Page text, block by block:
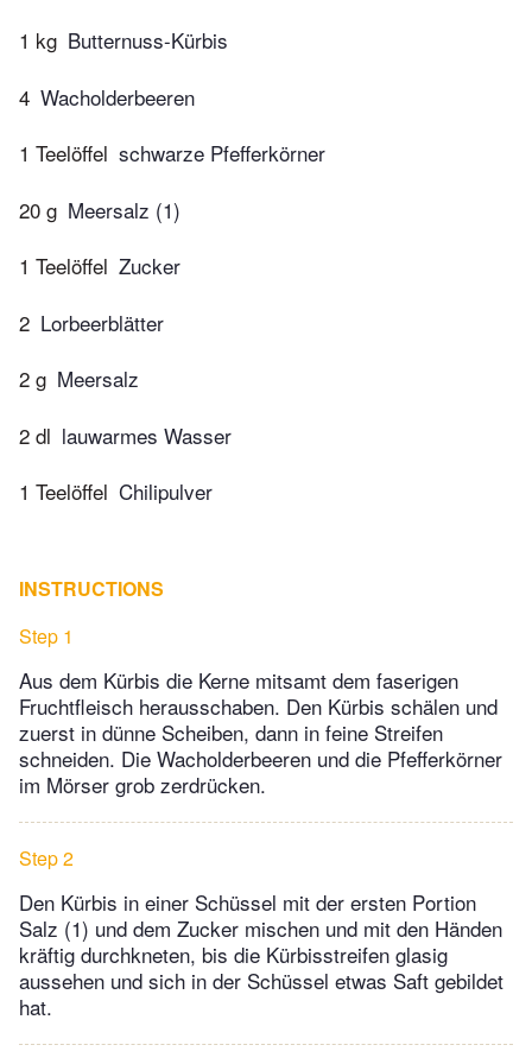
1 kg Butternuss-Kürbis
4 Wacholderbeeren
1 Teelöffel schwarze Pfefferkörner
20 g Meersalz (1)
1 Teelöffel Zucker
2 Lorbeerblätter
2 g Meersalz
2 dl lauwarmes Wasser
1 Teelöffel Chilipulver
INSTRUCTIONS
Step 1
Aus dem Kürbis die Kerne mitsamt dem faserigen
Fruchtfleisch herausschaben. Den Kürbis schälen und
zuerst in dünne Scheiben, dann in feine Streifen
schneiden. Die Wacholderbeeren und die Pfefferkörner
im Mörser grob zerdrücken.
Step 2
Den Kürbis in einer Schüssel mit der ersten Portion
Salz (1) und dem Zucker mischen und mit den Händen
kräftig durchkneten, bis die Kürbisstreifen glasig
aussehen und sich in der Schüssel etwas Saft gebildet
hat.